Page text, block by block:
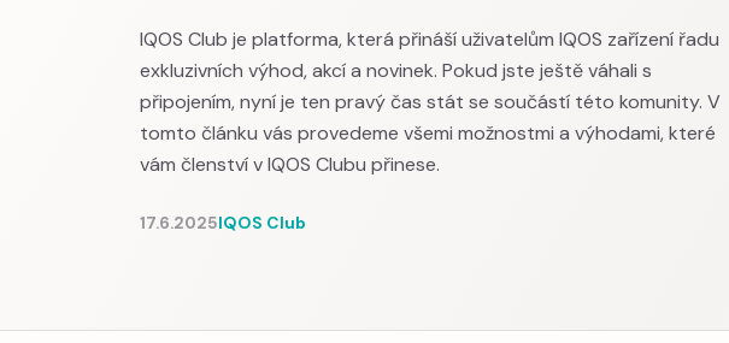
IQOS Club je platforma, která přináší uživatelům IQOS zařízení řadu
exkluzivních výhod, akcí a novinek. Pokud jste ještě váhali s
připojením, nyní je ten pravý čas stát se součástí této komunity. V
tomto článku vás provedeme všemi možnostmi a výhodami, které
vám členství v IQOS Clubu přinese.
17.6.2025IQOS Club